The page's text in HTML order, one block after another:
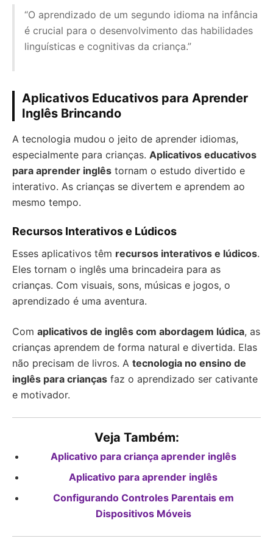
“O aprendizado de um segundo idioma na infância
é crucial para o desenvolvimento das habilidades
linguísticas e cognitivas da criança.”
Aplicativos Educativos para Aprender
Inglês Brincando
A tecnologia mudou o jeito de aprender idiomas,
especialmente para crianças. Aplicativos educativos
para aprender inglês tornam o estudo divertido e
interativo. As crianças se divertem e aprendem ao
mesmo tempo.
Recursos Interativos e Lúdicos
Esses aplicativos têm recursos interativos e lúdicos.
Eles tornam o inglês uma brincadeira para as
crianças. Com visuais, sons, músicas e jogos, o
aprendizado é uma aventura.
Com aplicativos de inglês com abordagem lúdica, as
crianças aprendem de forma natural e divertida. Elas
não precisam de livros. A tecnologia no ensino de
inglês para crianças faz o aprendizado ser cativante
e motivador.
Veja Também:
Aplicativo para criança aprender inglês
Aplicativo para aprender inglês
Configurando Controles Parentais em
Dispositivos Móveis